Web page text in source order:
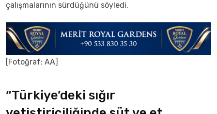
çalışmalarının sürdüğünü söyledi.
[Fotoğraf: AA]
“Türkiye’deki sığır